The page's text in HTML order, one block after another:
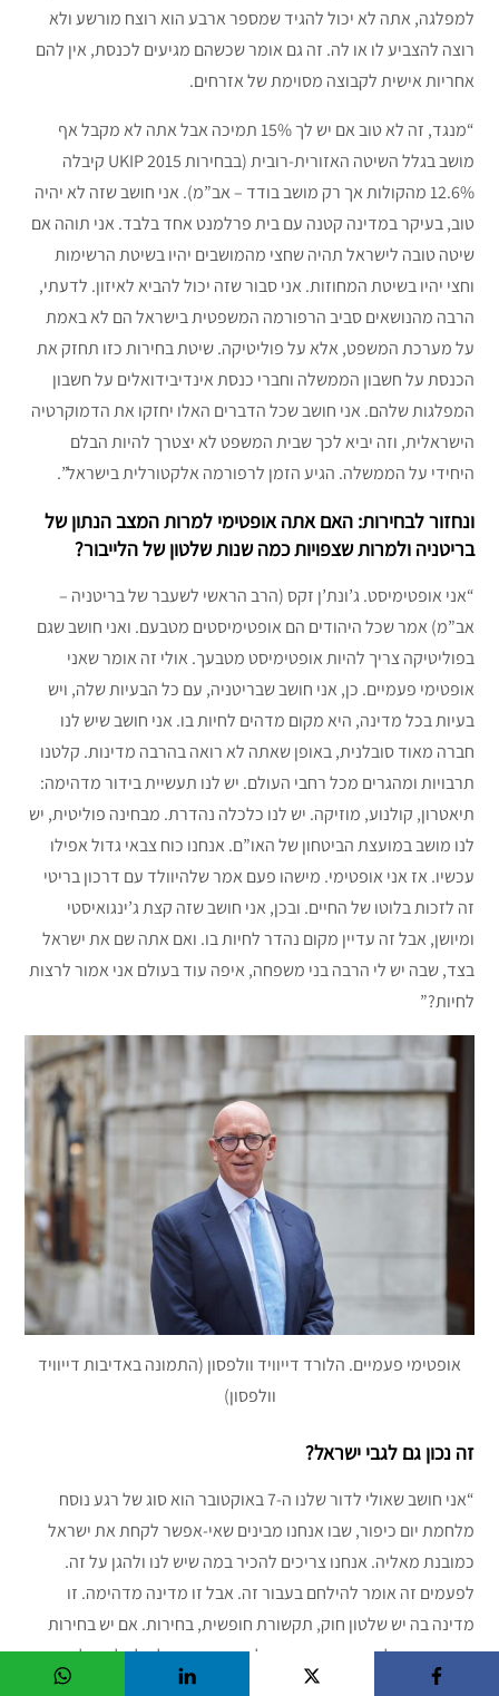
למפלגה, אתה לא יכול להגיד שמספר ארבע הוא רוצח מורשע ולא
רוצה להצביע לו או לה. זה גם אומר שכשהם מגיעים לכנסת, אין להם
אחריות אישית לקבוצה מסוימת של אזרחים.
“מנגד, זה לא טוב אם יש לך 15% תמיכה אבל אתה לא מקבל אף
מושב בגלל השיטה האזורית-רובית (בבחירות 2015 UKIP קיבלה
12.6% מהקולות אך רק מושב בודד – אב”מ). אני חושב שזה לא יהיה
טוב, בעיקר במדינה קטנה עם בית פרלמנט אחד בלבד. אני תוהה אם
שיטה טובה לישראל תהיה שחצי מהמושבים יהיו בשיטת הרשימות
וחצי יהיו בשיטת המחוזות. אני סבור שזה יכול להביא לאיזון. לדעתי,
הרבה מהנושאים סביב הרפורמה המשפטית בישראל הם לא באמת
על מערכת המשפט, אלא על פוליטיקה. שיטת בחירות כזו תחזק את
הכנסת על חשבון הממשלה וחברי כנסת אינדיבידואלים על חשבון
המפלגות שלהם. אני חושב שכל הדברים האלו יחזקו את הדמוקרטיה
הישראלית, וזה יביא לכך שבית המשפט לא יצטרך להיות הבלם
היחידי על הממשלה. הגיע הזמן לרפורמה אלקטורלית בישראל”.
ונחזור לבחירות: האם אתה אופטימי למרות המצב הנתון של
בריטניה ולמרות שצפויות כמה שנות שלטון של הלייבור?
“אני אופטימיסט. ג’ונת’ן זקס (הרב הראשי לשעבר של בריטניה –
אב”מ) אמר שכל היהודים הם אופטימיסטים מטבעם. ואני חושב שגם
בפוליטיקה צריך להיות אופטימיסט מטבעך. אולי זה אומר שאני
אופטימי פעמיים. כן, אני חושב שבריטניה, עם כל הבעיות שלה, ויש
בעיות בכל מדינה, היא מקום מדהים לחיות בו. אני חושב שיש לנו
חברה מאוד סובלנית, באופן שאתה לא רואה בהרבה מדינות. קלטנו
תרבויות ומהגרים מכל רחבי העולם. יש לנו תעשיית בידור מדהימה:
תיאטרון, קולנוע, מוזיקה. יש לנו כלכלה נהדרת. מבחינה פוליטית, יש
לנו מושב במועצת הביטחון של האו”ם. אנחנו כוח צבאי גדול אפילו
עכשיו. אז אני אופטימי. מישהו פעם אמר שלהיוולד עם דרכון בריטי
זה לזכות בלוטו של החיים. ובכן, אני חושב שזה קצת ג’ינגואיסטי
ומיושן, אבל זה עדיין מקום נהדר לחיות בו. ואם אתה שם את ישראל
בצד, שבה יש לי הרבה בני משפחה, איפה עוד בעולם אני אמור לרצות
לחיות?”
אופטימי פעמיים. הלורד דייוויד וולפסון (התמונה באדיבות דייוויד
וולפסון)
זה נכון גם לגבי ישראל?
“אני חושב שאולי לדור שלנו ה-7 באוקטובר הוא סוג של רגע נוסח
מלחמת יום כיפור, שבו אנחנו מבינים שאי-אפשר לקחת את ישראל
כמובנת מאליה. אנחנו צריכים להכיר במה שיש לנו ולהגן על זה.
לפעמים זה אומר להילחם בעבור זה. אבל זו מדינה מדהימה. זו
מדינה בה יש שלטון חוק, תקשורת חופשית, בחירות. אם יש בחירות
מחר והממשלה מפסידה, הממשלה החדשה תעלה לשלטון. לא תהיה
הפיכה צבאית. המדינה תמשיך לתפקד. תסתכל בשכונה: על כמה